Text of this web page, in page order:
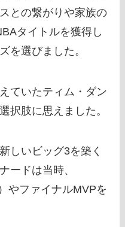
との繋がりや家族の
タイトルを獲得し
を選びました。
ていたティム・ダン
択肢に思えました。
しいビッグ3を築く
ードは当時、
やファイナルMVPを